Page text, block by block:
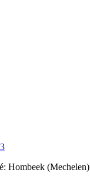
Hombeek (Mechelen)